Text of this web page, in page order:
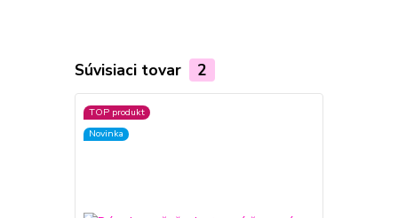
Súvisiaci tovar 2
TOP produkt
Novinka